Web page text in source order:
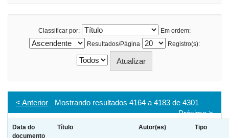
Classificar por:
Em ordem:
Resultados/Página
Registro(s):
Mostrando resultados 4164 a 4183 de 4301
< Anterior
Próximo >
Data do
documento
Título Autor(es) Tipo